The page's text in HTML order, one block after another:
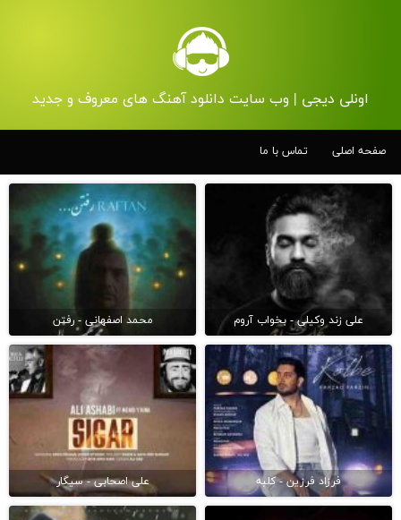
اونلی دیجی | وب سایت دانلود آهنگ های معروف و جدید
صفحه اصلی تماس با ما
علی زند وکیلی - بخواب آروم محمد اصفهانی - رفتن
فرزاد فرزین - کلبه علی اصحابی - سیگار